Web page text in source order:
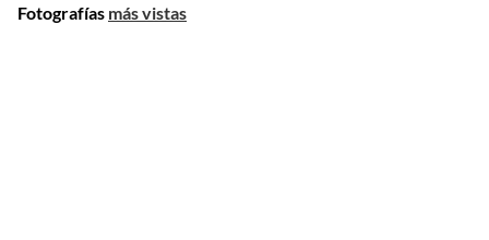
Fotografías más vistas